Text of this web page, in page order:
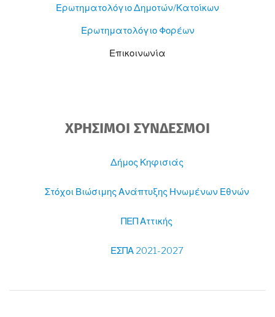
Ερωτηματολόγιο Δημοτών/Κατοίκων
Ερωτηματολόγιο Φορέων
Επικοινωνία
ΧΡΗΣΙΜΟΙ ΣΥΝΔΕΣΜΟΙ
Δήμος Κηφισιάς
Στόχοι Βιώσιμης Ανάπτυξης Ηνωμένων Εθνών
ΠΕΠ Αττικής
ΕΣΠΑ 2021-2027